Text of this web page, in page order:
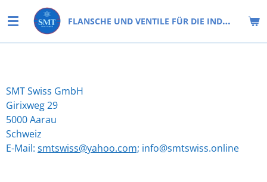
Hauptinhalt
springen
FLANSCHE UND VENTILE FÜR DIE INDUSTRIE
SMT Swiss GmbH
Girixweg 29
5000 Aarau
Schweiz
E-Mail: smtswiss@yahoo.com; info@smtswiss.online